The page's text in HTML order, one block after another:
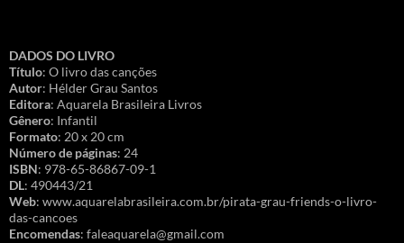
DADOS DO LIVRO
Título: O livro das canções
Autor: Hélder Grau Santos
Editora: Aquarela Brasileira Livros
Gênero: Infantil
Formato: 20 x 20 cm
Número de páginas: 24
ISBN: 978-65-86867-09-1
DL: 490443/21
Web: www.aquarelabrasileira.com.br/pirata-grau-friends-o-livro-
das-cancoes
Encomendas: faleaquarela@gmail.com